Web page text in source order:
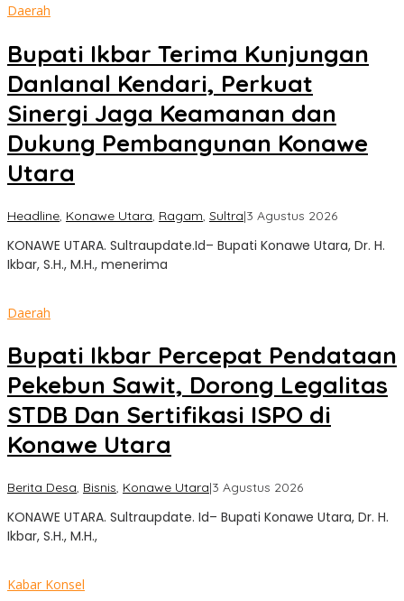
Daerah
Bupati Ikbar Terima Kunjungan
Danlanal Kendari, Perkuat
Sinergi Jaga Keamanan dan
Dukung Pembangunan Konawe
Utara
Headline Konawe Utara Ragam Sultra|3 Agustus 2026oleh
Update
KONAWE UTARA. Sultraupdate.Id– Bupati Konawe Utara, Dr. H.
Ikbar, S.H., M.H., menerima
Daerah
Bupati Ikbar Percepat Pendataan
Pekebun Sawit, Dorong Legalitas
STDB Dan Sertifikasi ISPO di
Konawe Utara
Berita Desa, Bisnis, Konawe Utara|3 Agustus 2026oleh
Update
KONAWE UTARA. Sultraupdate. Id– Bupati Konawe Utara, Dr. H.
Ikbar, S.H., M.H.,
Kabar Konsel